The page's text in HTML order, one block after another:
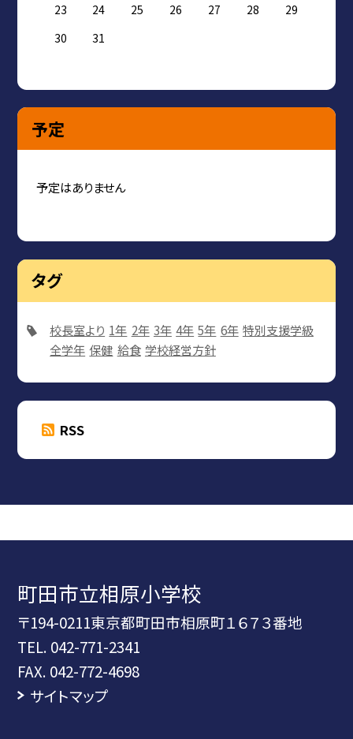
23
24 25 26 27 28
29
30
31
予定
予定はありません
タグ
校長室より 1年 2年 3年 4年 5年 6年 特別支援学級
全学年 保健 給食 学校経営方針
RSS
町田市立相原小学校
〒194-0211東京都町田市相原町１６７３番地
TEL. 042-771-2341
FAX. 042-772-4698
サイトマップ